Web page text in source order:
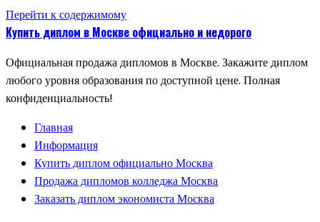
Перейти к содержимому
Купить диплом в Москве официально и недорого
Официальная продажа дипломов в Москве. Закажите диплом
любого уровня образования по доступной цене. Полная
конфиденциальность!
Главная
Информация
Купить диплом официально Москва
Продажа дипломов колледжа Москва
Заказать диплом экономиста Москва